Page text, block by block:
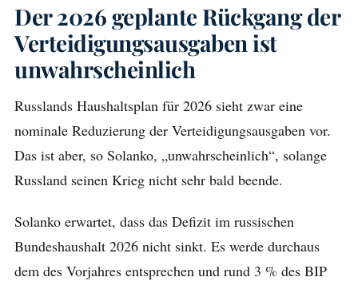
Der 2026 geplante Rückgang der
Verteidigungsausgaben ist
unwahrscheinlich
Russlands Haushaltsplan für 2026 sieht zwar eine
nominale Reduzierung der Verteidigungsausgaben vor.
Das ist aber, so Solanko, „unwahrscheinlich“, solange
Russland seinen Krieg nicht sehr bald beende.
Solanko erwartet, dass das Defizit im russischen
Bundeshaushalt 2026 nicht sinkt. Es werde durchaus
dem des Vorjahres entsprechen und rund 3 % des BIP